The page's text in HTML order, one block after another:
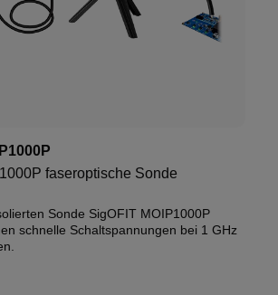
faseroptische Sonde
Sonde SigOFIT MOIP1000P
schnelle Schaltspannungen bei 1 GHz